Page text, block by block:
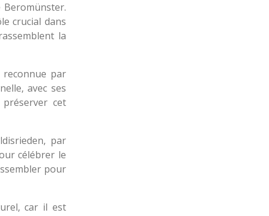
Beromünster.
crucial dans
la
par
avec ses
cet
par
célébrer le
pour
car il est